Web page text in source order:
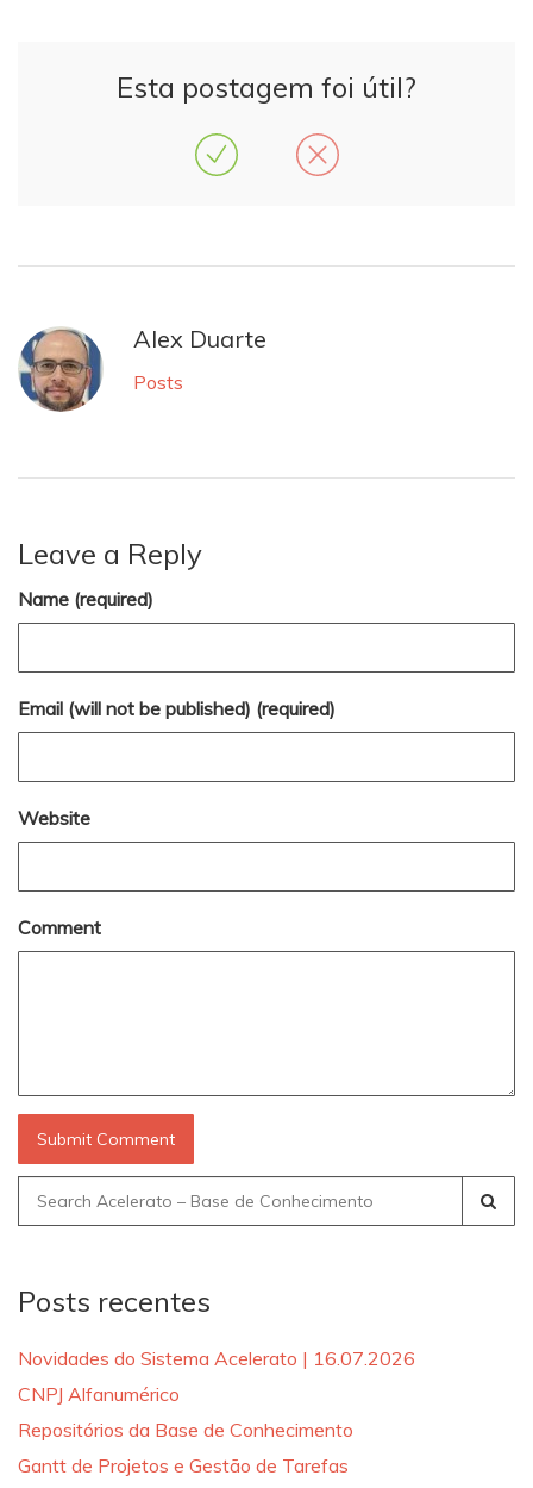
Esta postagem foi útil?
Alex Duarte
Posts
Leave a Reply
Name (required)
Email (will not be published) (required)
Website
Comment
Search
for:
Posts recentes
Novidades do Sistema Acelerato | 16.07.2026
CNPJ Alfanumérico
Repositórios da Base de Conhecimento
Gantt de Projetos e Gestão de Tarefas